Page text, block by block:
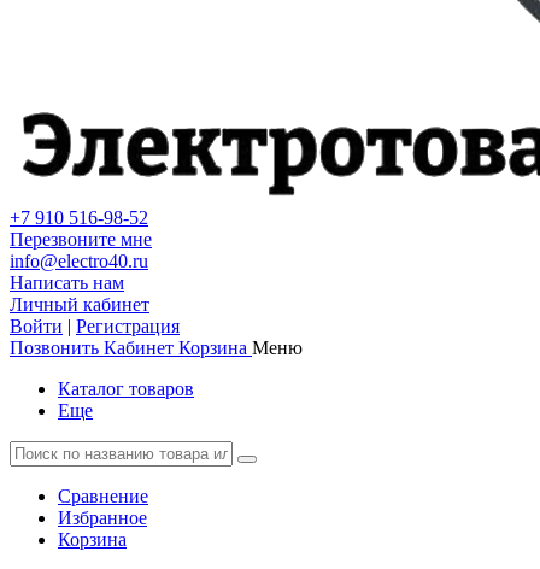
+7 910 516-98-52
Перезвоните мне
info@electro40.ru
Написать нам
Личный кабинет
Войти | Регистрация
Позвонить Кабинет Корзина Меню
Каталог товаров
Еще
Сравнение
Избранное
Корзина